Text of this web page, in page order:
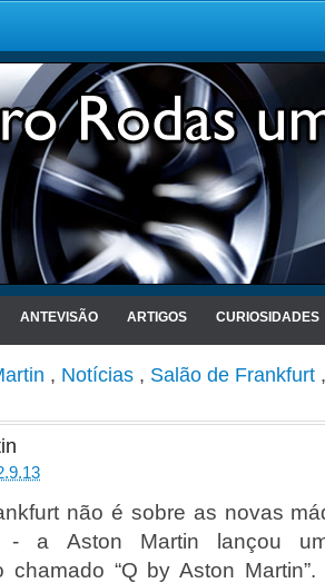
ANTEVISÃO ARTIGOS CURIOSIDADES
, Notícias , Salão de Frankfurt
não é sobre as novas
- a Aston Martin lançou
chamado “Q by Aston